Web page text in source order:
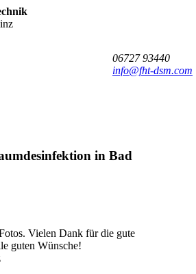
06727 93440
info@fht-dsm.com
in Bad
Vielen Dank für die gute
guten Wünsche!